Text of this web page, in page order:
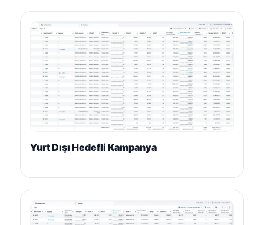
Yurt Dışı Hedefli Kampanya